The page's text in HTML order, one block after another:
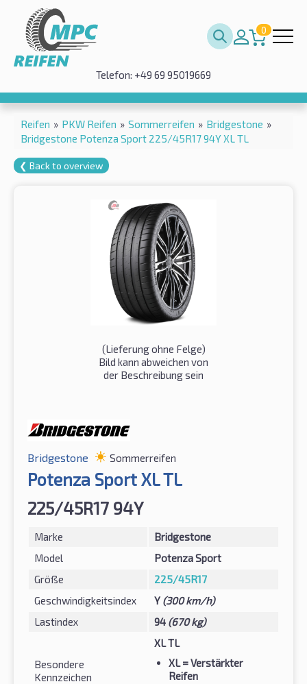
0
Telefon: +49 69 95019669
Reifen » PKW Reifen » Sommerreifen » Bridgestone »
Bridgestone Potenza Sport 225/45R17 94Y XL TL
❮ Back to overview
(Lieferung ohne Felge)
Bild kann abweichen von
der Beschreibung sein
Bridgestone Sommerreifen
Potenza Sport XL TL
225/45R17 94Y
Marke
Bridgestone
Model
Potenza Sport
Größe
225/45R17
Geschwindigkeitsindex
Y (300 km/h)
Lastindex
94 (670 kg)
Besondere
Kennzeichen
XL TL
XL= Verstärkter
Reifen